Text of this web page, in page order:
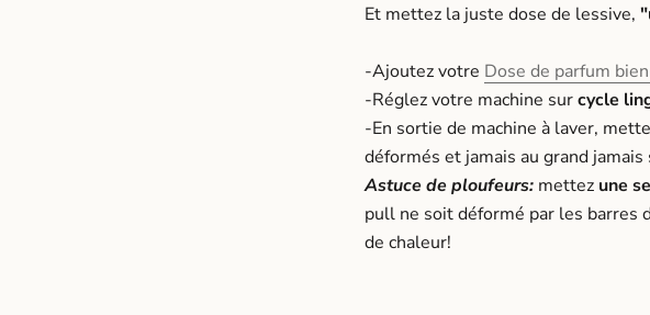
Et mettez la juste dose de lessive,
-Ajoutez votre Dose de parfum
-Réglez votre machine surcycle
-En sortie de machine à laver,
déformés et jamais au grand jamais
Astuce de ploufeurs: mettez une
pull ne soit déformé par les barres
de chaleur!